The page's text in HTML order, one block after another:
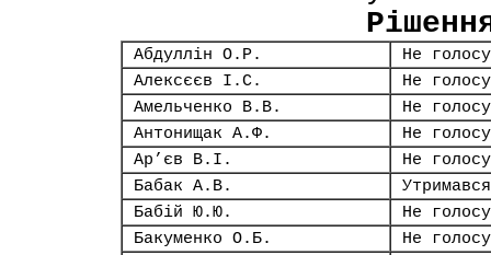
Абдуллін О.Р.
Не
Алексєєв І.С.
Не
Амельченко В.В.
Не
Антонищак А.Ф.
Не
Ар’єв В.І.
Не
Бабак А.В.
Утримався
Бабій Ю.Ю.
Не
Бакуменко О.Б.
Не